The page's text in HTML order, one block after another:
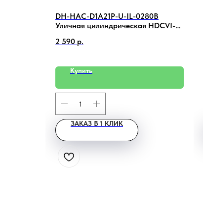
DH-HAC-D1A21P-U-IL-0280B
Уличная цилиндрическая HDCVI-
2 590 р.
Купить
ЗАКАЗ В 1 КЛИК